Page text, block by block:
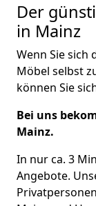
Der
in Mainz
Wenn Sie sich
Möbel selbst
können Sie
Bei uns
Mainz.
In nur ca. 3
Angebote.